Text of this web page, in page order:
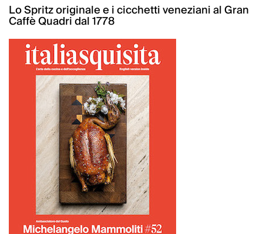
Lo Spritz originale e i cicchetti veneziani al Gran
Caffè Quadri dal 1778